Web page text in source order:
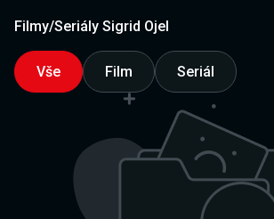
Filmy/Seriály Sigrid Ojel
Vše Film Seriál